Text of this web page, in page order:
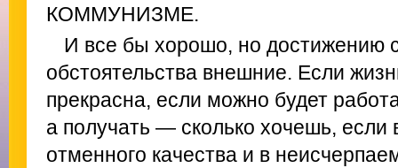
КОММУНИЗМЕ.
И все бы хорошо, но
обстоятельства внешние. Если
прекрасна, если можно будет
а получать — сколько хочешь, если
отменного качества и в